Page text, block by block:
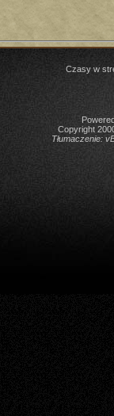
Czasy w
Copyright
Tłumaczenie: